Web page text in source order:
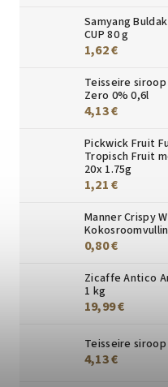
Samyang
CUP 80 g
1,62 €
Teisseire
Zero 0% 0,6l
4,13 €
Pickwick Fruit
Tropisch Fruit
20x 1.75g
1,21 €
Manner Crispy
0,80 €
Zicaffe Antico
1 kg
19,99 €
Teisseire
4,13 €